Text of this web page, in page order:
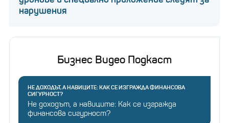
нарушения
Бизнес Видео Подкаст
НЕ ДОХОДЪТ, А НАВИЦИТЕ: КАК СЕ ИЗГРАЖДА ФИНАНСОВА
СИГУРНОСТ?
Не доходът, а навиците: Как се изгражда
финансова сигурност?